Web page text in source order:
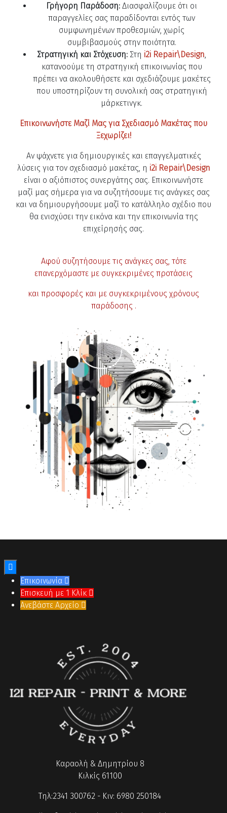
Γρήγορη Παράδοση: Διασφαλίζουμε ότι οι
παραγγελίες σας παραδίδονται εντός των
συμφωνημένων προθεσμιών, χωρίς
συμβιβασμούς στην ποιότητα.
Στρατηγική και Στόχευση: Στη i2i Repair\Design,
κατανοούμε τη στρατηγική επικοινωνίας που
πρέπει να ακολουθήσετε και σχεδιάζουμε μακέτες
που υποστηρίζουν τη συνολική σας στρατηγική
μάρκετινγκ.
Επικοινωνήστε Μαζί Μας για Σχεδιασμό Μακέτας που
Ξεχωρίζει!
Αν ψάχνετε για δημιουργικές και επαγγελματικές
λύσεις για τον σχεδιασμό μακέτας, η i2i Repair\Design
είναι ο αξιόπιστος συνεργάτης σας. Επικοινωνήστε
μαζί μας σήμερα για να συζητήσουμε τις ανάγκες σας
και να δημιουργήσουμε μαζί το κατάλληλο σχέδιο που
θα ενισχύσει την εικόνα και την επικοινωνία της
επιχείρησής σας.
Αφού συζητήσουμε τις ανάγκες σας, τότε
επανερχόμαστε με συγκεκριμένες προτάσεις
και προσφορές και με συγκεκριμένους χρόνους
παράδοσης .

Επικοινωνία 
Επισκευή με 1 Κλίκ 
Ανεβάστε Αρχείο 
Καραολή & Δημητρίου 8
Κιλκίς 61100
Τηλ:2341 300762 - Κιν: 6980 250184